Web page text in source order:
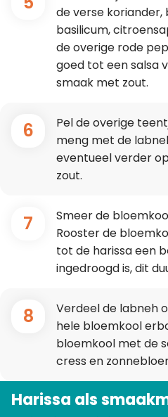
de verse koriander,
basilicum,
de overige rode
goed tot een salsa
smaak met zout.
6
Pel de overige
meng met de
eventueel verder
zout.
7
Smeer de
Rooster de
tot de harissa een
ingedroogd is, dit
8
Verdeel de labneh
hele bloemkool
bloemkool met de
cress en
Harissa als